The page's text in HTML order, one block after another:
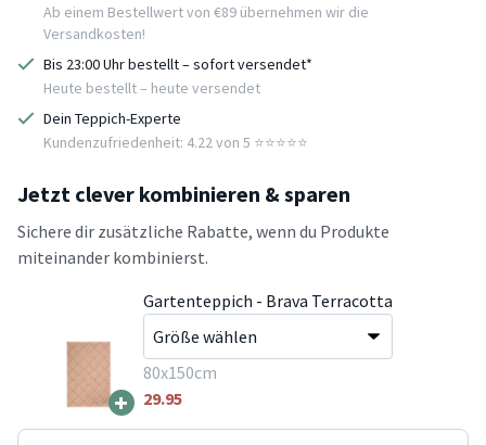
Ab einem Bestellwert von €89 übernehmen wir die
Versandkosten!
Bis 23:00 Uhr bestellt – sofort versendet*
Heute bestellt – heute versendet
Dein Teppich-Experte
Kundenzufriedenheit: 4.22 von 5 ⭐️⭐️⭐️⭐️⭐️
Jetzt clever kombinieren & sparen
Sichere dir zusätzliche Rabatte, wenn du Produkte
miteinander kombinierst.
+
Gartenteppich - Brava Terracotta
80x150cm
29.95